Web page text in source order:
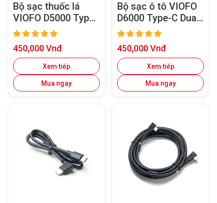
Bộ sạc thuốc lá
VIOFO D5000 Type-
C Dual USB dành
cho
A119Mini2/A229
Plus/A229
Pro/A139/A139
Pro/T130
Giá
bán
450,000 Vnđ
Xem tiếp
Mua ngay
Bộ sạc ô tô VIOFO
D6000 Type-C Dual
USB cho camera
hành trình
A329/A329S
Giá
bán
450,000 Vnđ
Xem tiếp
Mua ngay